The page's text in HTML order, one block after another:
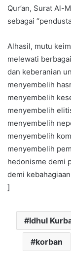
Qur’an, Surat Al-
sebagai
Alhasil, mutu
melewati
dan keberanian
menyembelih
menyembelih
menyembelih
menyembelih
menyembelih
menyembelih
hedonisme demi
demi
]
Idhul
korban